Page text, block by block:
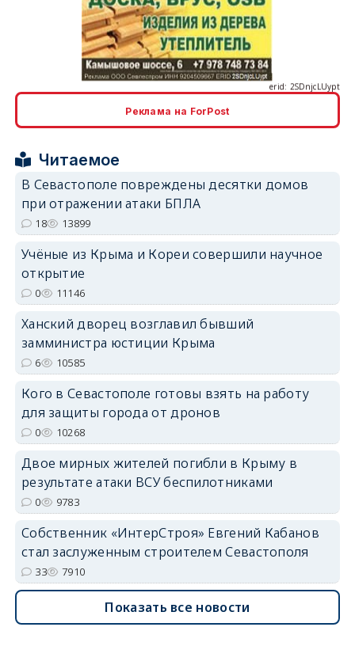
erid: 2SDnjdPjgYS
Реклама на ForPost
Читаемое
В Севастополе повреждены десятки домов
при отражении атаки БПЛА
18 13899
Учёные из Крыма и Кореи совершили научное
открытие
0 11146
Ханский дворец возглавил бывший
замминистра юстиции Крыма
6 10585
Кого в Севастополе готовы взять на работу
для защиты города от дронов
0 10268
Двое мирных жителей погибли в Крыму в
результате атаки ВСУ беспилотниками
0 9783
Собственник «ИнтерСтроя» Евгений Кабанов
стал заслуженным строителем Севастополя
33 7910
Показать все новости